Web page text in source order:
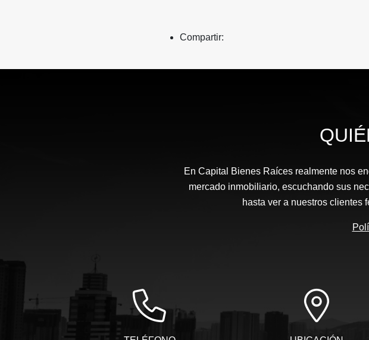
Compartir:
En Capital Bienes Raíces realmente nos
mercado inmobiliario, escuchando sus
hasta ver a nuestros clientes